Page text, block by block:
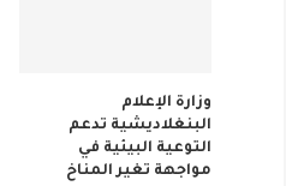
وزارة الإعلام
البنغلاديشية تدعم
التوعية البيئية في
مواجهة تغير المناخ